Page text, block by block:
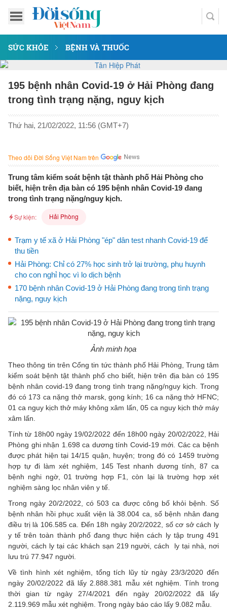
SỨC KHỎE BỆNH VÀ THUỐC
195 bệnh nhân Covid-19 ở Hải Phòng đang
trong tình trạng nặng, nguy kịch
Thứ hai, 21/02/2022, 11:56 (GMT+7)
Theo dõi Đời Sống Việt Nam trên
Trung tâm kiểm soát bệnh tật thành phố Hải Phòng cho
biết, hiện trên địa bàn có 195 bệnh nhân Covid-19 đang
trong tình trạng nặng/nguy kịch.
Sự kiện: Hải Phòng
Trạm y tế xã ở Hải Phòng "ép" dân test nhanh Covid-19 để
thu tiền
Hải Phòng: Chỉ có 27% học sinh trở lại trường, phụ huynh
cho con nghỉ học vì lo dịch bệnh
170 bệnh nhân Covid-19 ở Hải Phòng đang trong tình trạng
nặng, nguy kịch
Ảnh minh họa
Theo thông tin trên Cổng tin tức thành phố Hải Phòng, Trung tâm
kiểm soát bệnh tật thành phố cho biết, hiện trên địa bàn có 195
bệnh nhân covid-19 đang trong tình trạng nặng/nguy kịch. Trong
đó có 173 ca nặng thở marsk, gọng kính; 16 ca nặng thở HFNC;
01 ca nguy kịch thở máy không xâm lấn, 05 ca nguy kịch thở máy
xâm lấn.
Tính từ 18h00 ngày 19/02/2022 đến 18h00 ngày 20/02/2022, Hải
Phòng ghi nhận 1.698 ca dương tính Covid-19 mới. Các ca bệnh
được phát hiện tại 14/15 quận, huyện; trong đó có 1459 trường
hợp tự đi làm xét nghiệm, 145 Test nhanh dương tính, 87 ca
bệnh nghi ngờ, 01 trường hợp F1, còn lại là trường hợp xét
nghiệm sàng lọc nhân viên y tế.
Trong ngày 20/2/2022, có 503 ca được công bố khỏi bệnh. Số
bệnh nhân hồi phục xuất viện là 38.004 ca, số bệnh nhân đang
điều trị là 106.585 ca. Đến 18h ngày 20/2/2022, số cơ sở cách ly
y tế trên toàn thành phố đang thực hiện cách ly tập trung 491
người, cách ly tại các khách sạn 219 người, cách ly tại nhà, nơi
lưu trú 77.947 người.
Về tình hình xét nghiệm, tổng tích lũy từ ngày 23/3/2020 đến
ngày 20/02/2022 đã lấy 2.888.381 mẫu xét nghiệm. Tính trong
thời gian từ ngày 27/4/2021 đến ngày 20/02/2022 đã lấy
2.119.969 mẫu xét nghiệm. Trong ngày báo cáo lấy 9.082 mẫu.